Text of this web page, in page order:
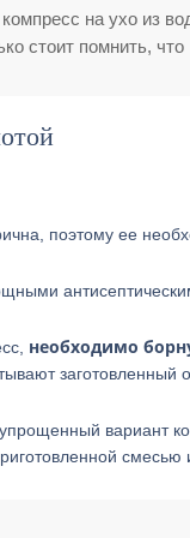
на ухо из
стоит помнить,
поэтому ее
необходимо
заготовленный
вариант
смесью